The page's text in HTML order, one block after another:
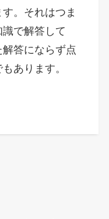
。それはつま
で解答して
答にならず点
あります。